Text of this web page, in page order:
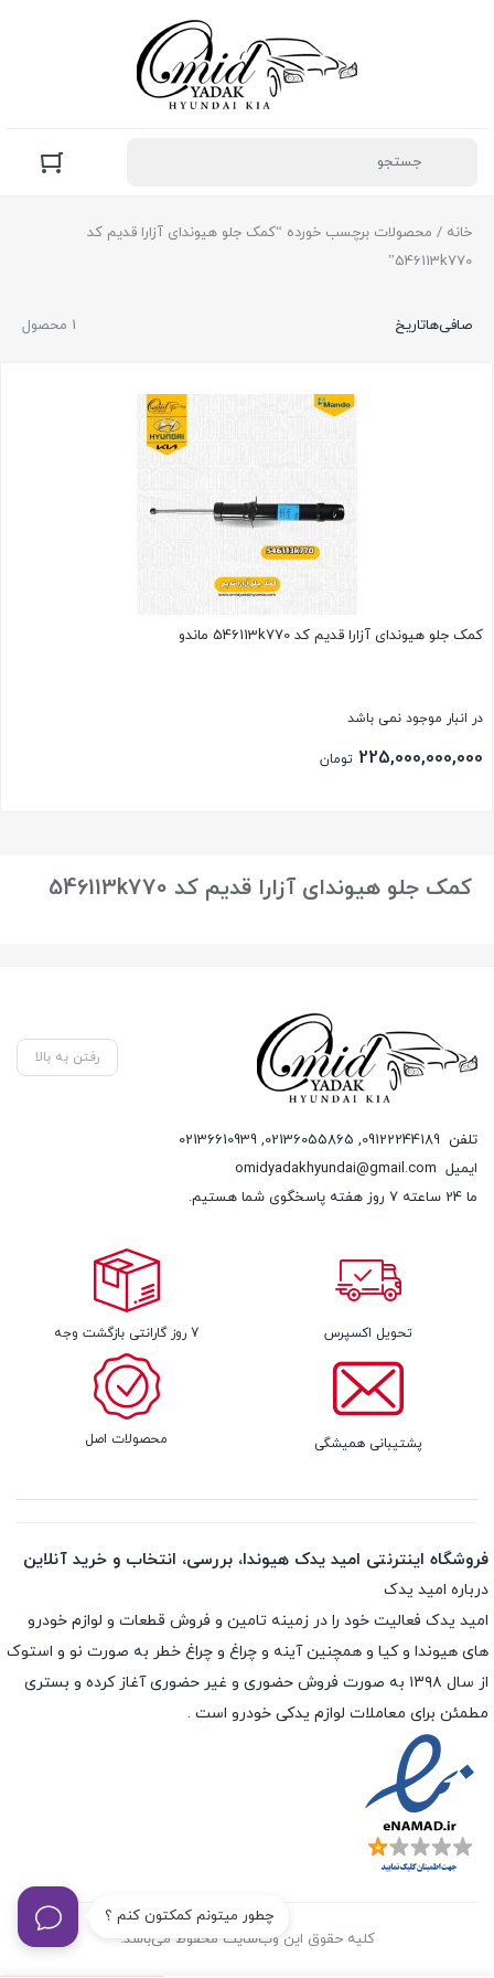
خانه / محصولات برچسب خورده “کمک جلو هیوندای آزارا قدیم کد
546113k770”
1 محصول صافی‌هاتاریخ
کمک جلو هیوندای آزارا قدیم کد 546113k770 ماندو
در انبار موجود نمی باشد
225,000,000,000 تومان
کمک جلو هیوندای آزارا قدیم کد 546113k770
چطور میتونم کمکتون کنم ؟
رفتن به بالا
تلفن 09122244189
,
02136055865
,
02136610939
ایمیل omidyadakhyundai@gmail.com
ما 24 ساعته 7 روز هفته پاسخگوی شما هستیم.
تحویل اکسپرس 7 روز گارانتی بازگشت وجه
پشتیبانی همیشگی محصولات اصل
فروشگاه اینترنتی امید یدک هیوندا، بررسی، انتخاب و خرید آنلاین
درباره امید یدک
امید یدک فعالیت خود را در زمینه تامین و فروش قطعات و لوازم خودرو
های هیوندا و کیا و همچنین آینه و چراغ و چراغ خطر به صورت نو و استوک
از سال ۱۳۹۸ به صورت فروش حضوری و غیر حضوری آغاز کرده و بستری
مطمئن برای معاملات لوازم یدکی خودرو است .
کلیه حقوق این وب‌سایت محفوظ می‌باشد.